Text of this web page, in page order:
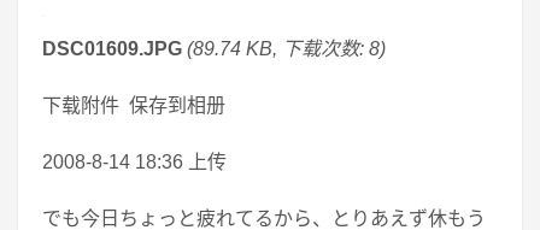
DSC01609.JPG (89.74 KB, 下载次数: 8)
下载附件 保存到相册
2008-8-14 18:36 上传
でも今日ちょっと疲れてるから、とりあえず休もう